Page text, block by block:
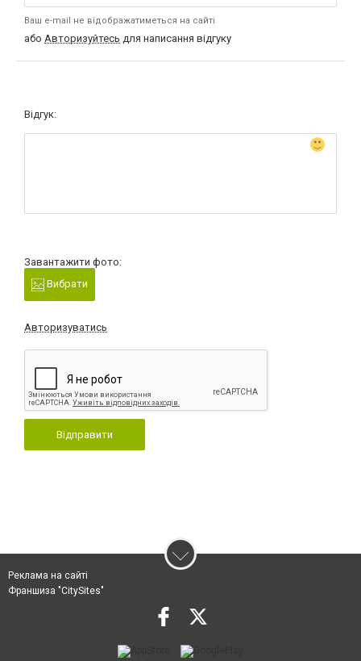
Ваш e-mail не відображатиметься на сайті
або Авторизуйтесь для написання відгуку
Відгук:
Завантажити фото:
Вибрати
Авторизуватись
Відправити
Реклама на сайті
Франшиза "CitySites"